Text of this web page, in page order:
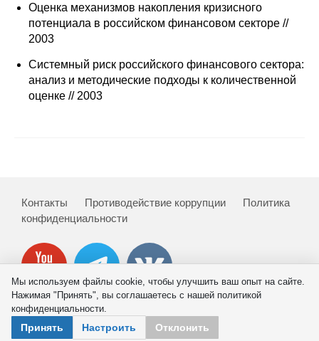
Номера журналов
Информация для авторов
О журнале
Выпуски
Редакционная этика
Информация для авторов
Оценка механизмов накопления кризисного
потенциала в российском финансовом секторе //
2003
Системный риск российского финансового сектора:
анализ и методические подходы к количественной
оценке // 2003
Контакты Противодействие коррупции
Политика
конфиденциальности
© 2026 ИНП РАН
Мы используем файлы cookie, чтобы улучшить ваш опыт на сайте.
Нажимая "Принять", вы соглашаетесь с нашей политикой
конфиденциальности.
Принять Настроить Отклонить